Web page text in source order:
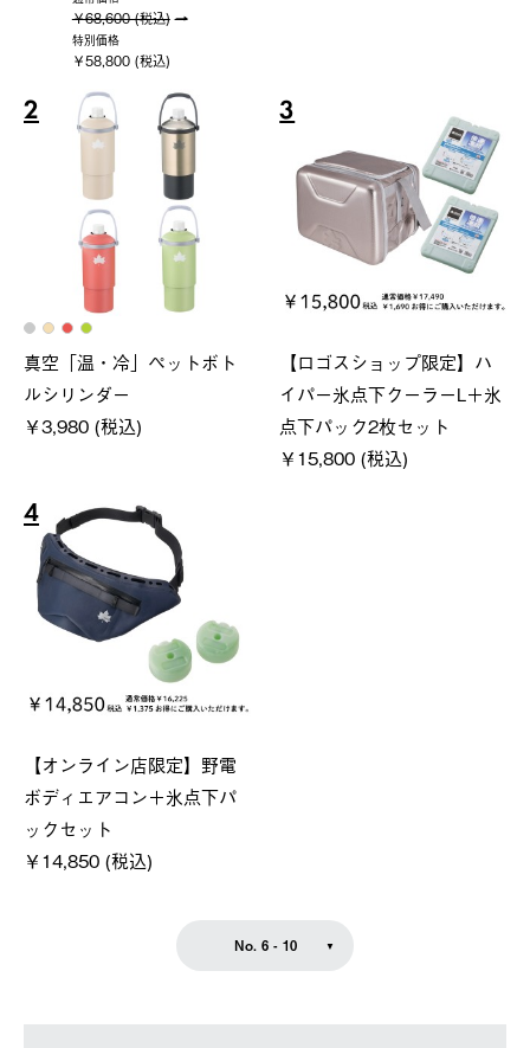
￥68,600 (税込)
特別価格
￥58,800 (税込)
2
真空「温・冷」ペットボト
ルシリンダー
￥3,980 (税込)
3
【ロゴスショップ限定】ハ
イパー氷点下クーラーL＋氷
点下パック2枚セット
￥15,800 (税込)
4
【オンライン店限定】野電
ボディエアコン＋氷点下パ
ックセット
￥14,850 (税込)
No. 6 - 10